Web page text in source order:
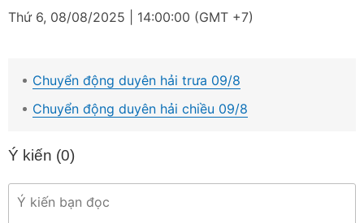
Thứ 6, 08/08/2025 | 14:00:00 (GMT +7)
Chuyển động duyên hải trưa 09/8
Chuyển động duyên hải chiều 09/8
Ý kiến (0)